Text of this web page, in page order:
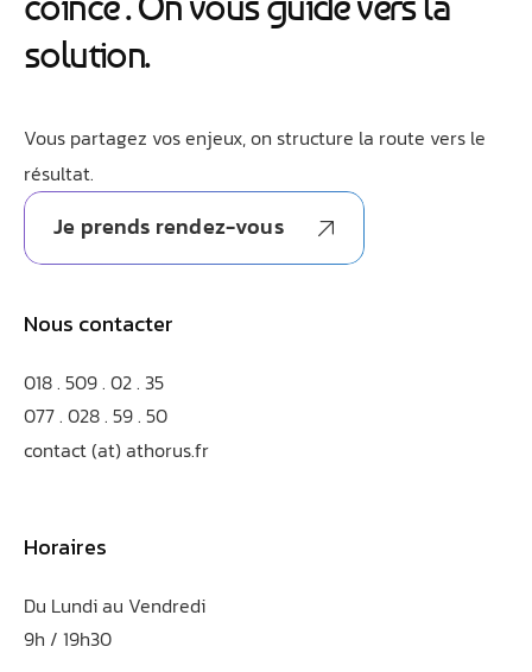
solution.
Vous partagez vos enjeux, on structure la route vers le
résultat.
Je prends rendez-vous
Nous contacter
018. 509. 02 . 35
077. 028 . 59 . 50
contact (at) athorus.fr
Horaires
Du Lundi au Vendredi
9h / 19h30